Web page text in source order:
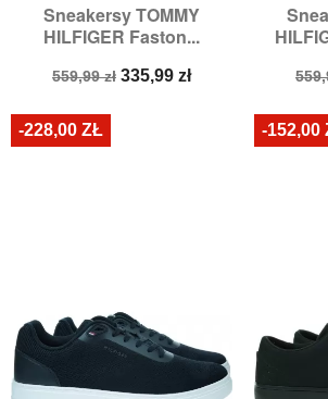
Sneakersy TOMMY
HILFIGER Faston...
Cena
559,99 zł Cena
335,99 zł
-228,00 ZŁ -152,00